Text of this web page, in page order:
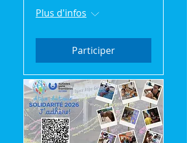
Plus d'infos
Participer